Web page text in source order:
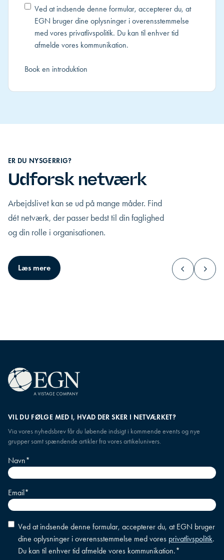
Ved at indsende denne formular, accepterer du, at
EGN bruger dine oplysninger i overensstemmelse
med vores privatlivspolitik. Du kan til enhver tid
afmelde vores kommunikation.
ER DU NYSGERRIG?
Udforsk netværk
Arbejdslivet kan se ud på mange måder. Find
dét netværk, der passer bedst til din faglighed
og din rolle i organisationen.
Læs mere
CEO
Du har det øverste ansvar og alles øjne
Topledelse
Du står midt i de
VIL DU FØLGE MED I, HVAD DER SKER I NETVÆRKET?
Via vores nyhedsbrev får du løbende indsigt i kommende events og nye
grupper samt spændende artikler fra vores artikelunivers.
Navn*
Email*
Accepter
betingelser*
Ved at indsende denne formular, accepterer du, at EGN bruger
dine oplysninger i overensstemmelse med vores privatlivspolitik.
Du kan til enhver tid afmelde vores kommunikation.*